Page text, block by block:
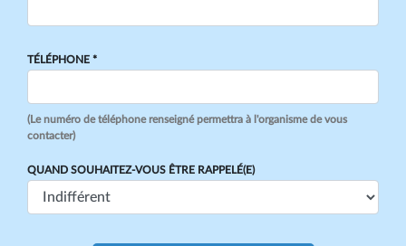
TÉLÉPHONE *
(Le numéro de téléphone renseigné permettra à l'organisme de vous
contacter)
QUAND SOUHAITEZ-VOUS ÊTRE RAPPELÉ(E)